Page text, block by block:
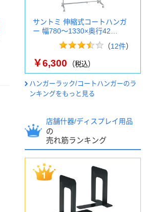
サントミ 伸縮式コートハンガ
ー 幅780～1330×奥行42…
（12件）
￥6,300 （税込）
ハンガーラック/コートハンガーのラ
ンキングをもっと見る
店舗什器/ディスプレイ用品
の
売れ筋ランキング